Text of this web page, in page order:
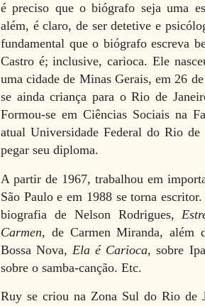
é preciso que o biógrafo seja uma
além, é claro, de ser detetive e
fundamental que o biógrafo escreva
Castro é; inclusive, carioca. Ele
uma cidade de Minas Gerais, em 26
se ainda criança para o Rio de
Formou-se em Ciências Sociais na
atual Universidade Federal do Rio
pegar seu diploma.
A partir de 1967, trabalhou em
São Paulo e em 1988 se torna
biografia de Nelson Rodrigues,
Carmen, de Carmen Miranda, além
Bossa Nova, Ela é Carioca, sobre
sobre o samba-canção. Etc.
Ruy se criou na Zona Sul do Rio de